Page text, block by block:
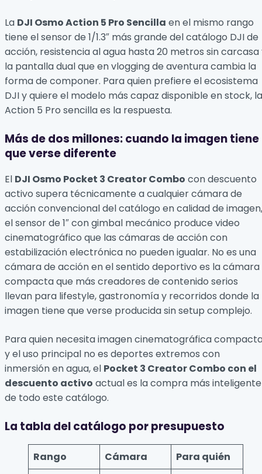
La DJI Osmo Action 5 Pro Sencilla en el mismo rango
tiene el sensor de 1/1.3″ más grande del catálogo DJI de
acción, resistencia al agua hasta 20 metros sin carcasa
la pantalla dual que en vlogging de aventura cambia la
forma de componer. Para quien prefiere el ecosistema
DJI y quiere el modelo más capaz disponible en stock, la
Action 5 Pro sencilla es la respuesta.
Más de dos millones: cuando la imagen tiene
que verse diferente
El DJI Osmo Pocket 3 Creator Combo con descuento
activo supera técnicamente a cualquier cámara de
acción convencional del catálogo en calidad de imagen,
el sensor de 1″ con gimbal mecánico produce video
cinematográfico que las cámaras de acción con
estabilización electrónica no pueden igualar. No es una
cámara de acción en el sentido deportivo es la cámara
compacta que más creadores de contenido serios
llevan para lifestyle, gastronomía y recorridos donde la
imagen tiene que verse producida sin setup complejo.
Para quien necesita imagen cinematográfica
y el uso principal no es deportes extremos con
inmersión en agua, el Pocket 3 Creator Combo con el
descuento activo actual es la compra más inteligente
de todo este catálogo.
La tabla del catálogo por presupuesto
Rango Cámara Para quién